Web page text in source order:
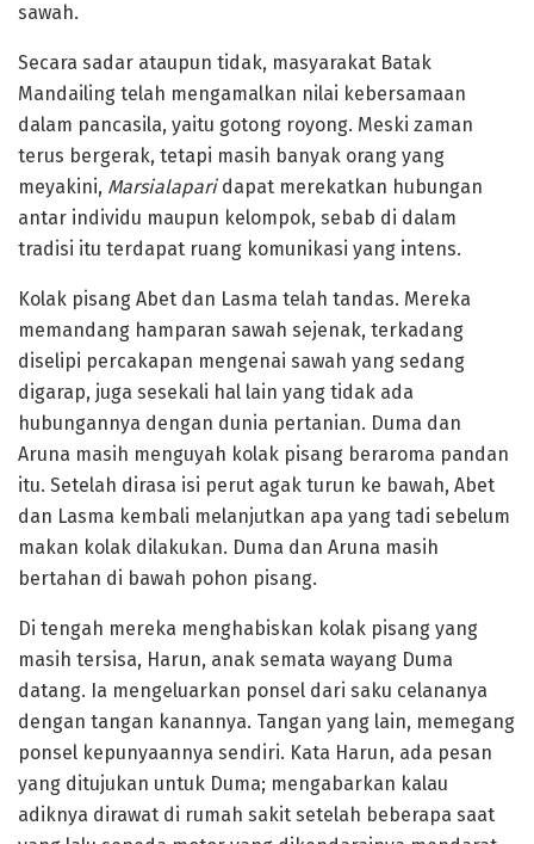
sawah.
Secara sadar ataupun tidak, masyarakat Batak
Mandailing telah mengamalkan nilai kebersamaan
dalam pancasila, yaitu gotong royong. Meski zaman
terus bergerak, tetapi masih banyak orang yang
meyakini, Marsialaparidapat merekatkan hubungan
antar individu maupun kelompok, sebab di dalam
tradisi itu terdapat ruang komunikasi yang intens.
Kolak pisang Abet dan Lasma telah tandas. Mereka
memandang hamparan sawah sejenak, terkadang
diselipi percakapan mengenai sawah yang sedang
digarap, juga sesekali hal lain yang tidak ada
hubungannya dengan dunia pertanian. Duma dan
Aruna masih menguyah kolak pisang beraroma pandan
itu. Setelah dirasa isi perut agak turun ke bawah, Abet
dan Lasma kembali melanjutkan apa yang tadi sebelum
makan kolak dilakukan. Duma dan Aruna masih
bertahan di bawah pohon pisang.
Di tengah mereka menghabiskan kolak pisang yang
masih tersisa, Harun, anak semata wayang Duma
datang. Ia mengeluarkan ponsel dari saku celananya
dengan tangan kanannya. Tangan yang lain, memegang
ponsel kepunyaannya sendiri. Kata Harun, ada pesan
yang ditujukan untuk Duma; mengabarkan kalau
adiknya dirawat di rumah sakit setelah beberapa saat